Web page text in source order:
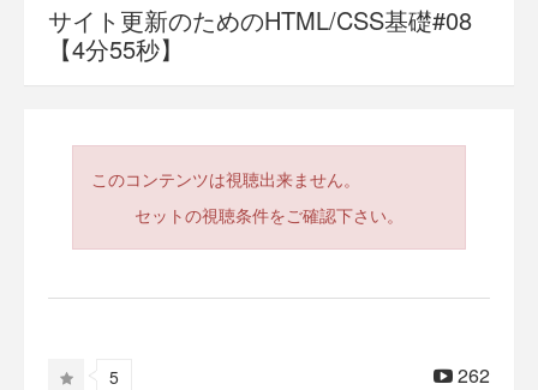
サイト更新のためのHTML/CSS基礎#08
【4分55秒】
このコンテンツは視聴出来ません。
セットの視聴条件をご確認下さい。
5 262